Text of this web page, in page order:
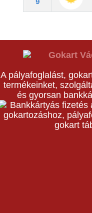
A pályafoglalást,
termékeinket,
és gyorsan